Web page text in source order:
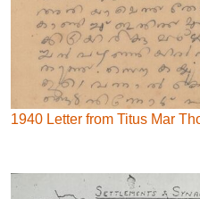
1940 Letter from Titus Mar